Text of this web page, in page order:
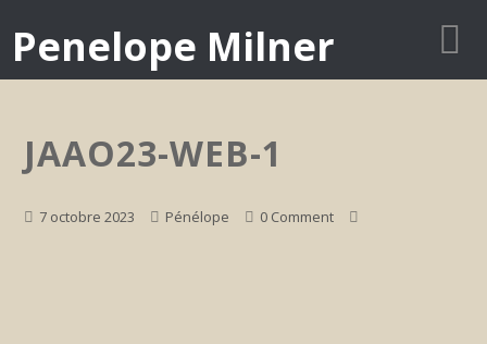
Penelope Milner
JAAO23-WEB-1
7 octobre 2023 Pénélope 0 Comment